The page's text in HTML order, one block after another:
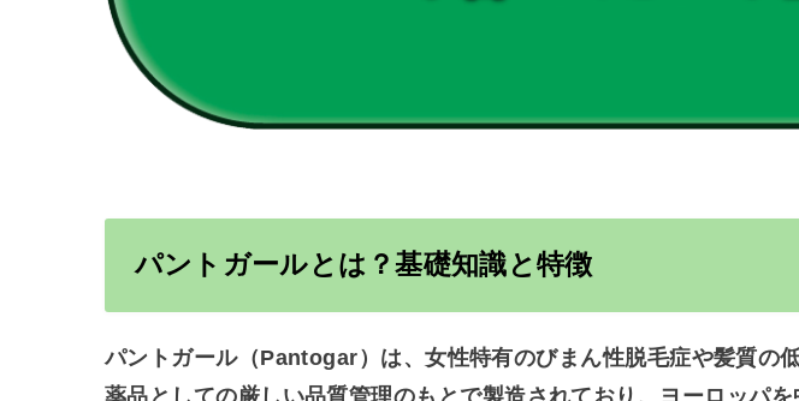
パントガールとは？基礎知識と特徴
パントガール（Pantogar）は、女性特有のびまん性脱毛症や髪質の